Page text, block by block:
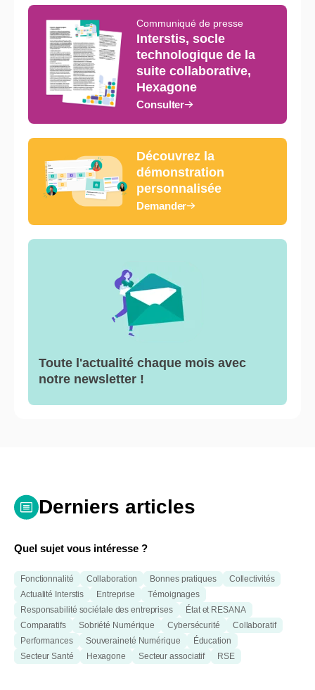
Communiqué de presse
Interstis, socle
technologique de la
suite collaborative,
Hexagone
Consulter
Découvrez la
démonstration
personnalisée
Demander
Toute l'actualité chaque mois avec
notre newsletter !
Derniers articles
Quel sujet vous intéresse ?
Fonctionnalité Collaboration Bonnes pratiques
Collectivités
Actualité Interstis
Entreprise
Témoignages
Responsabilité sociétale des entreprises
État et RESANA
Comparatifs
Sobriété Numérique Cybersécurité
Collaboratif
Performances
Souveraineté Numérique
Éducation
Secteur Santé
Hexagone Secteur associatif RSE